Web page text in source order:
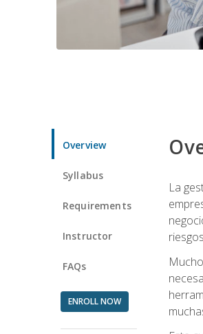
Overview
Syllabus
Requirements
Instructor
FAQs
ENROLL NOW
La